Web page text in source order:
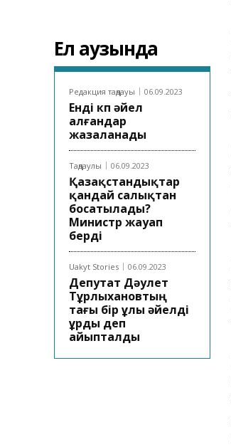
Ел аузында
Редакция таңдауы 06.09.2023
Енді көп әйел
алғандар
жазаланады
Таңдаулы 06.09.2023
Қазақстандықтар
қандай салықтан
босатылады?
Министр жауап
берді
Uakyt Stories 06.09.2023
Депутат Дәулет
Тұрлыхановтың
тағы бір ұлы әйелді
ұрды деп
айыпталды